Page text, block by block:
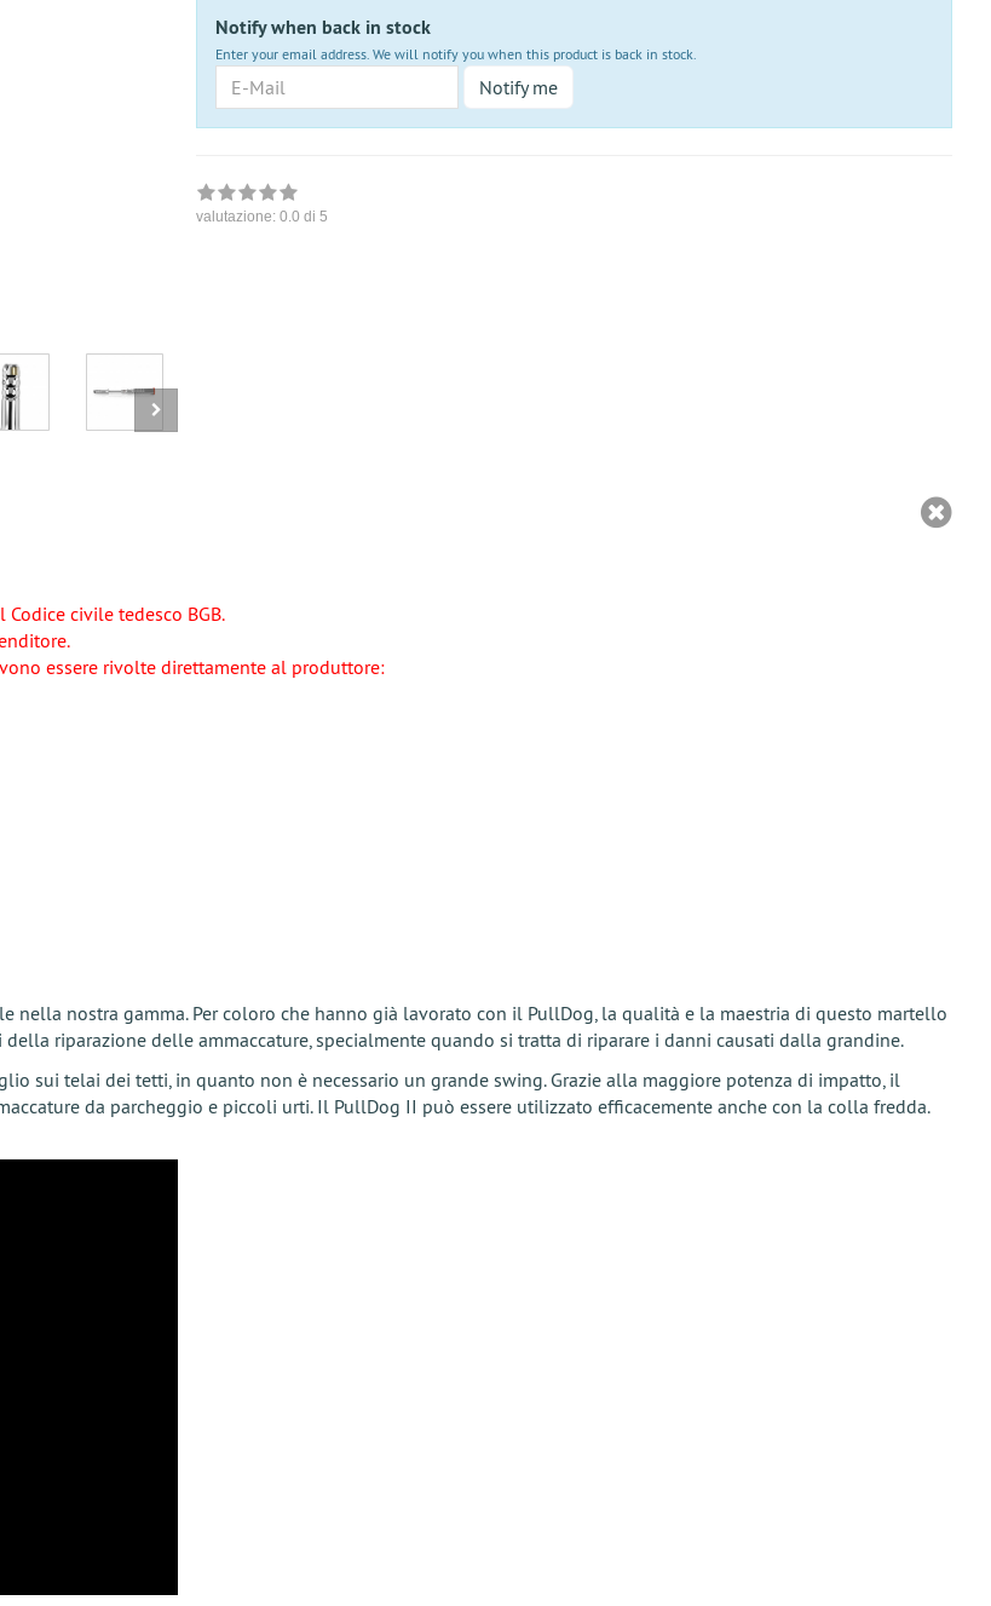
Notify when back in stock
Enter your email address. We will notify you when this product is back in stock.
Mail
Notify me
valutazione: 0.0 di 5
civile tedesco BGB.
essere rivolte direttamente al produttore:
nostra gamma. Per coloro che hanno già lavorato con il PullDog, la qualità e la maestria di questo martello
riparazione delle ammaccature, specialmente quando si tratta di riparare i danni causati dalla grandine.
sui telai dei tetti, in quanto non è necessario un grande swing. Grazie alla maggiore potenza di impatto, il
da parcheggio e piccoli urti. Il PullDog II può essere utilizzato efficacemente anche con la colla fredda.